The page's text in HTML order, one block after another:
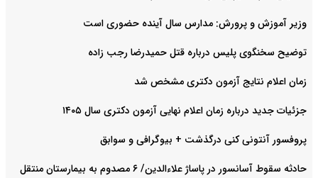
وزیر آموزش و پرورش: مدارس سال آینده حضوری است
توضیح سخنگوی پلیس درباره قتل حمیدرضا رجب زاده
زمان اعلام نتایج آزمون دکتری مشخص شد
جزئیات جدید درباره زمان اعلام نهایی آزمون دکتری سال ۱۴۰۵
پروفسور آنتونی کنی درگذشت + بیوگرافی و سوابق
حادثه سقوط آسانسور در پاساژ علاءالدین/ ۶ مصدوم به بیمارستان منتقل